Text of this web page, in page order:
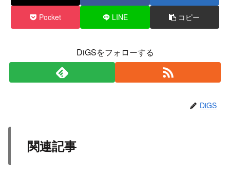
Pocket LINE コピー
DiGSをフォローする
DiGS
関連記事